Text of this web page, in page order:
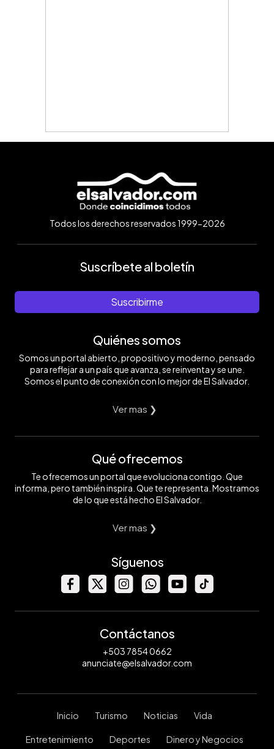
Todos los derechos reservados 1999-2026
Suscríbete al boletín
Suscribirme
Quiénes somos
Somos un portal abierto, propositivo y moderno, pensado
para reflejar a un país que avanza, se reinventa y se une.
Somos el punto de conexión con lo mejor de El Salvador.
Ver mas ❯
Qué ofrecemos
Te ofrecemos un portal que evoluciona contigo. Que
informa, pero también inspira. Que te representa. Mostramos
de lo que está hecho El Salvador.
Ver mas ❯
Síguenos
Contáctanos
+503 7854 0662
anunciate@elsalvador.com
Inicio Turismo Noticias Vida
Entretenimiento Deportes Dinero y Negocios